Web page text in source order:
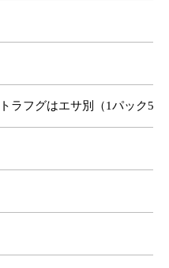
ラフグはエサ別（1パック